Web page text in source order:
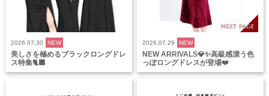
2026.07.30 NEW
美しさを極めるブラックロングドレ
ス特集🐈‍⬛
2026.07.29 NEW
NEW ARRIVALS💎✨高級感漂う色
っぽロングドレスが登場❤️